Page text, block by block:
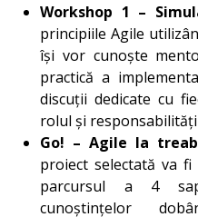
Workshop 1 –
principiile Agile
își vor cunoște
practică a
discuții dedicate cu
rolul și
Go! – Agile la
proiect selectată va
parcursul a 4
cunoștințelor